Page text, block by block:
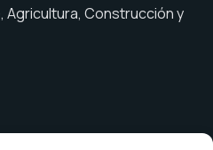
Agricultura, Construcción y